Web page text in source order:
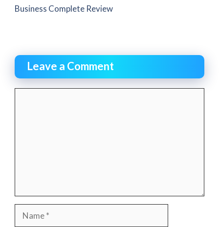
Business Complete Review
Leave a Comment
Name